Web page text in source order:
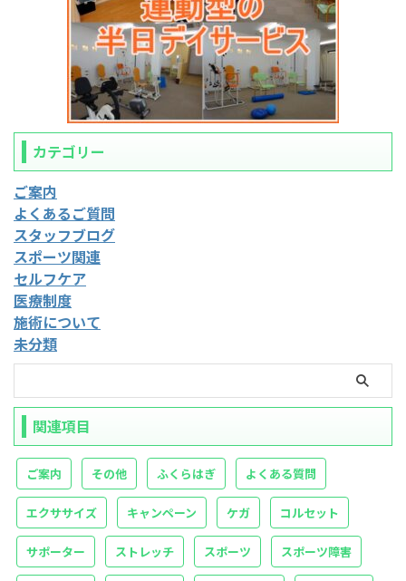
カテゴリー
ご案内
よくあるご質問
スタッフブログ
スポーツ関連
セルフケア
医療制度
施術について
未分類
関連項目
ご案内 その他 ふくらはぎ よくある質問
エクササイズ キャンペーン ケガ コルセット
サポーター ストレッチ スポーツ スポーツ障害